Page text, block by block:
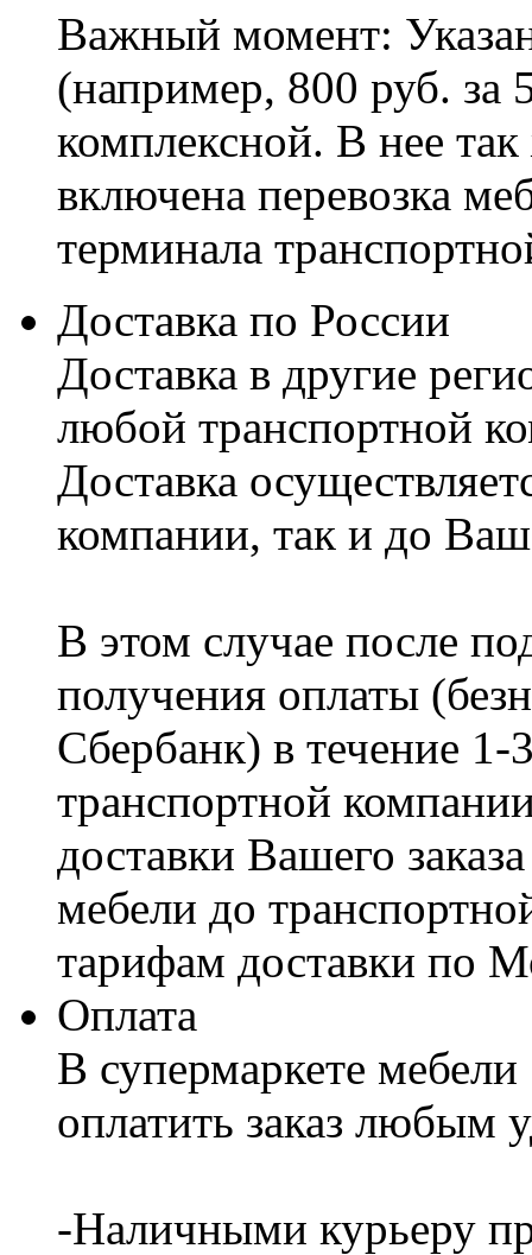
Важный момент:
(например, 800 руб. за
комплексной. В нее
включена перевозка
терминала
Доставка по России
Доставка в другие
любой транспортной
Доставка
компании, так и до
В этом случае после
получения оплаты
Сбербанк) в течение
транспортной
доставки Вашего
мебели до
тарифам доставки по
Оплата
В супермаркете
оплатить заказ любым
-Наличными курьеру